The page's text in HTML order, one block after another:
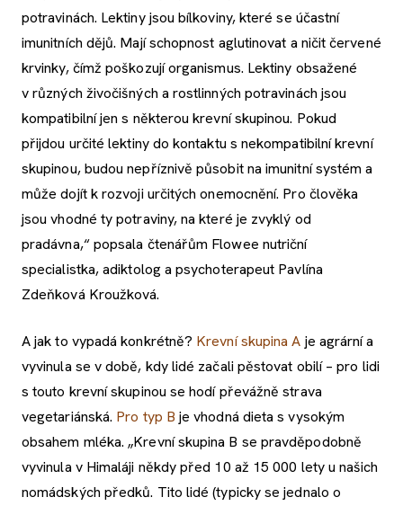
potravinách. Lektiny jsou bílkoviny, které se účastní
imunitních dějů. Mají schopnost aglutinovat a ničit červené
krvinky, čímž poškozují organismus. Lektiny obsažené
v různých živočišných a rostlinných potravinách jsou
kompatibilní jen s některou krevní skupinou. Pokud
přijdou určité lektiny do kontaktu s nekompatibilní krevní
skupinou, budou nepříznivě působit na imunitní systém a
může dojít k rozvoji určitých onemocnění. Pro člověka
jsou vhodné ty potraviny, na které je zvyklý od
pradávna,“ popsala čtenářům Flowee nutriční
specialistka, adiktolog a psychoterapeut Pavlína
Zdeňková Kroužková.
A jak to vypadá konkrétně? Krevní skupina A je agrární a
vyvinula se v době, kdy lidé začali pěstovat obilí – pro lidi
s touto krevní skupinou se hodí převážně strava
vegetariánská. Pro typ B je vhodná dieta s vysokým
obsahem mléka. „Krevní skupina B se pravděpodobně
vyvinula v Himaláji někdy před 10 až 15 000 lety u našich
nomádských předků. Tito lidé (typicky se jednalo o